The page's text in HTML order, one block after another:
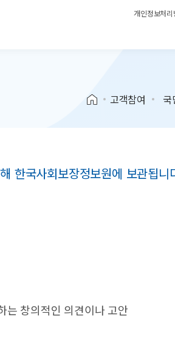
개인정보처리
고객참여 국
한국사회보장정보원에 보관됩니
는 창의적인 의견이나 고안